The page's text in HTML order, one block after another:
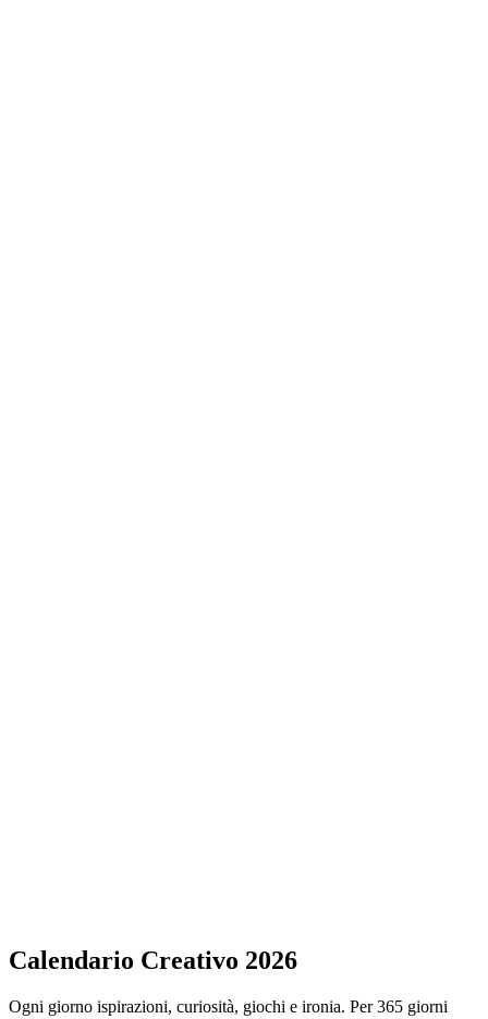
Calendario Creativo 2026
Ogni giorno ispirazioni, curiosità, giochi e ironia. Per 365 giorni